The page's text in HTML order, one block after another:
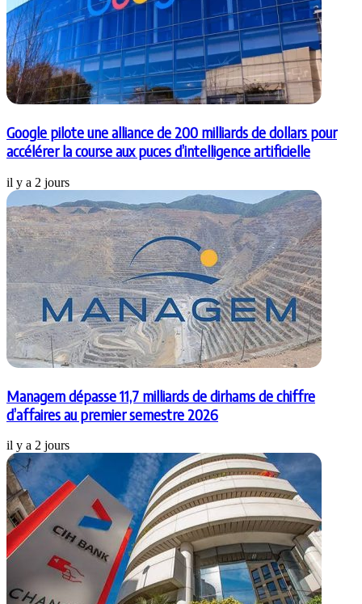
Google pilote une alliance de 200 milliards de dollars pour
accélérer la course aux puces d’intelligence artificielle
il y a 2 jours
Managem dépasse 11,7 milliards de dirhams de chiffre
d’affaires au premier semestre 2026
il y a 2 jours